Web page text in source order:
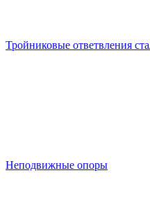
Тройниковые ответвления
Неподвижные опоры